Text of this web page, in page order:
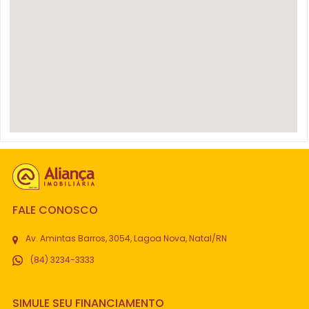
FALE CONOSCO
Av. Amintas Barros, 3054, Lagoa Nova, Natal/RN
(84) 3234-3333
SIMULE SEU FINANCIAMENTO